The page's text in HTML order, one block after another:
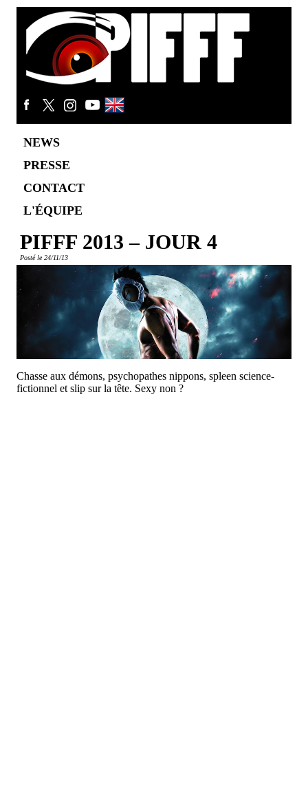
NEWS
PRESSE
CONTACT
L'ÉQUIPE
PIFFF 2013 – JOUR 4
Posté le 24/11/13
Chasse aux démons, psychopathes nippons, spleen science-
fictionnel et slip sur la tête. Sexy non ?